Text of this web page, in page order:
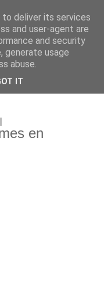
en
en
deliver its services
and user-agent are
and security
generate usage
abuse.
IT